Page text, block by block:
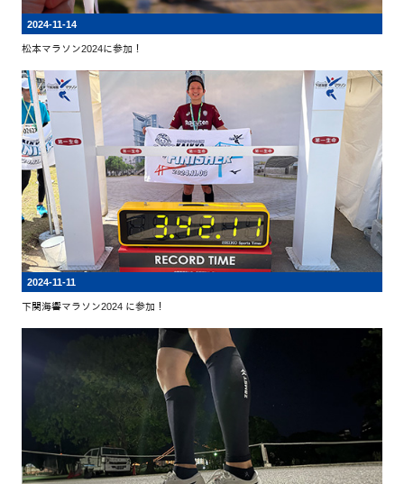
2024-11-14
松本マラソン2024に参加！
2024-11-11
下関海響マラソン2024 に参加！